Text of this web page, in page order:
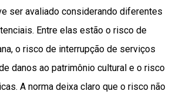
ser avaliado considerando diferentes
Entre elas estão o risco de
o risco de interrupção de serviços
danos ao patrimônio cultural e o risco
A norma deixa claro que o risco não